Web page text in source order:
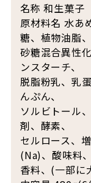
名称 和生菓子
原材料名 水あ
糖、植物油脂
砂糖混合異性
ンスターチ、
脱脂粉乳、乳
んぷん、
ソルビトール
剤、酵素、
セルロース、
(Na)、酸味料、
香料、(一部に